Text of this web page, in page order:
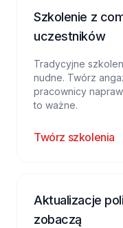
Szkolenie z
uczestników
Tradycyjne
nudne. Twórz
pracownicy
to ważne.
Twórz szkolenia
Aktualizacje
zobaczą